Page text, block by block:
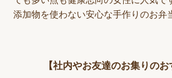
添加物を使わない安心な手作りのお弁
【社内やお友達のお集りのお